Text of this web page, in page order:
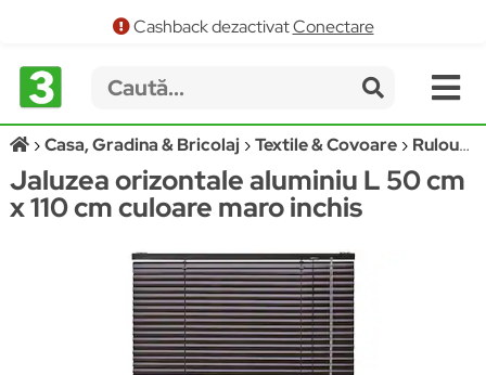
Cashback dezactivatConectare
Casa, Gradina & Bricolaj Textile & Covoare Rulouri si jaluzele
Jaluzea orizontale aluminiu L 50 cm
x 110 cm culoare maro inchis